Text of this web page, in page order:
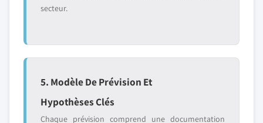
secteur.
5. Modèle De Prévision Et
Hypothèses Clés
Chaque prévision comprend une documentation